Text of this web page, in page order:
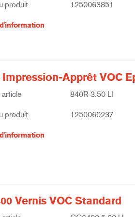
produit 1250063851
Impression-Apprêt VOC
840R 3.50 LI
produit 1250060237
Vernis VOC Standard